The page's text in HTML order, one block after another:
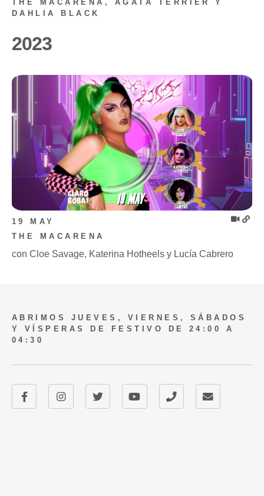
THE MACARENA, ÁGATA TERRIER Y
DAHLIA BLACK
2023
19 MAY
THE MACARENA
con Cloe Savage, Katerina Hotheels y Lucía Cabrero
ABRIMOS JUEVES, VIERNES, SÁBADOS
Y VÍSPERAS DE FESTIVO DE 24:00 A
04:30